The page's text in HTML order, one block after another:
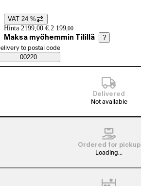
Price details
VAT 24 %
Hinta 2199,00 €. 2 199,00
Maksa myöhemmin Tilillä ?
Saatavuustiedot
order method
to postal code
00220
Delivered
Not available
Ordered for pickup
Loading...